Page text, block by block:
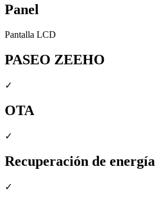
Panel
Pantalla LCD
PASEO ZEEHO
✓
OTA
✓
Recuperación de energía
✓